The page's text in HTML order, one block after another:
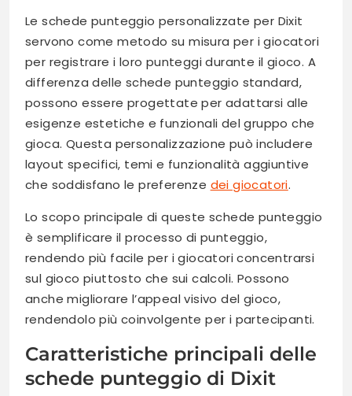
Le schede punteggio personalizzate per Dixit
servono come metodo su misura per i giocatori
per registrare i loro punteggi durante il gioco. A
differenza delle schede punteggio standard,
possono essere progettate per adattarsi alle
esigenze estetiche e funzionali del gruppo che
gioca. Questa personalizzazione può includere
layout specifici, temi e funzionalità aggiuntive
che soddisfano le preferenze dei giocatori.
Lo scopo principale di queste schede punteggio
è semplificare il processo di punteggio,
rendendo più facile per i giocatori concentrarsi
sul gioco piuttosto che sui calcoli. Possono
anche migliorare l’appeal visivo del gioco,
rendendolo più coinvolgente per i partecipanti.
Caratteristiche principali delle
schede punteggio di Dixit